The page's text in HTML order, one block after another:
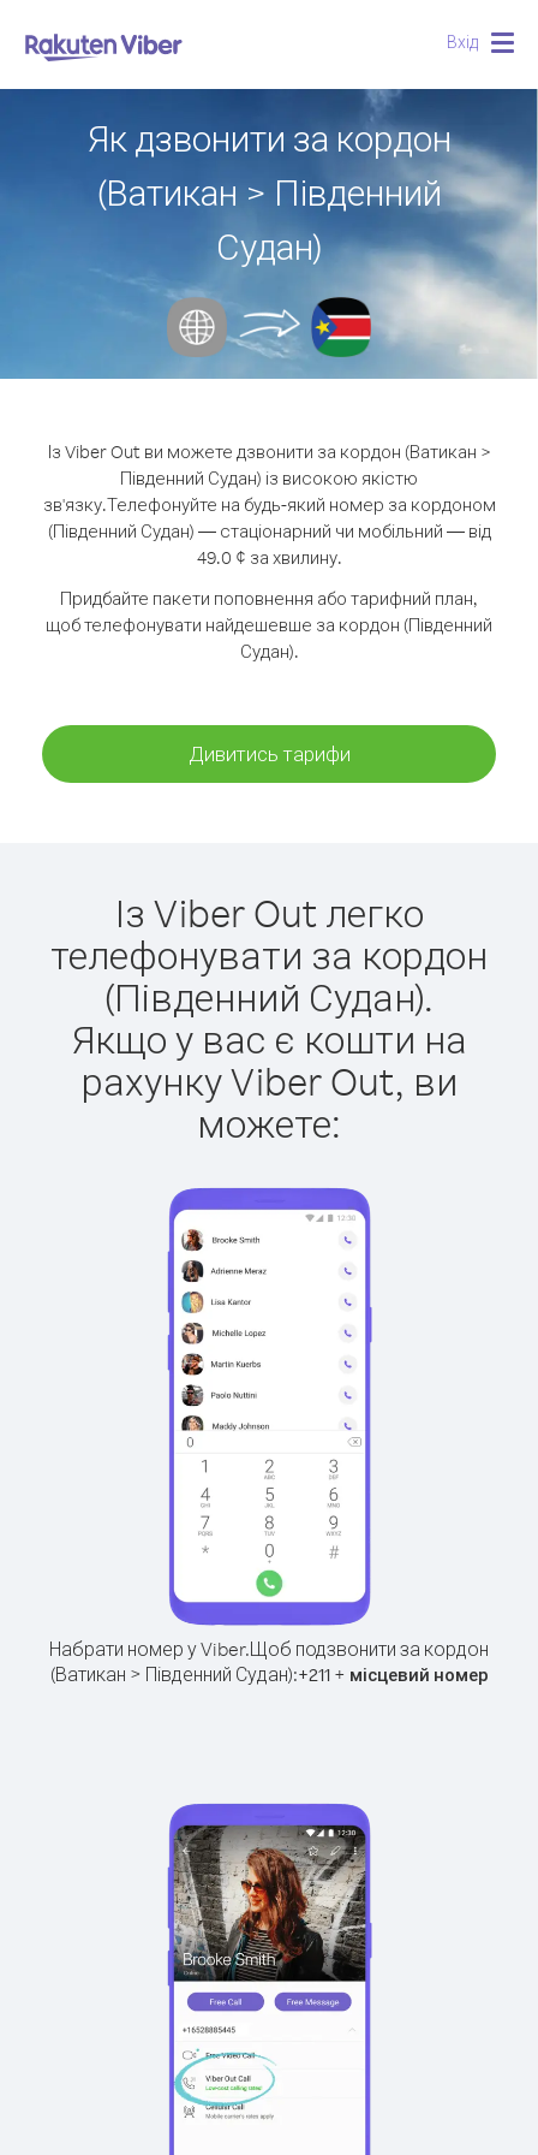
Вхід
Як дзвонити за кордон
(Ватикан > Південний
Судан)
Із Viber Out ви можете дзвонити за кордон (Ватикан >
Південний Судан) із високою якістю
зв'язку.Телефонуйте на будь-який номер за кордоном
(Південний Судан) — стаціонарний чи мобільний — від
49.0 ¢ за хвилину.
Придбайте пакети поповнення або тарифний план,
щоб телефонувати найдешевше за кордон (Південний
Судан).
Дивитись тарифи
Із Viber Out легко
телефонувати за кордон
(Південний Судан).
Якщо у вас є кошти на
рахунку Viber Out, ви
можете:
Набрати номер у Viber.Щоб подзвонити за кордон
(Ватикан > Південний Судан):+211+ місцевий номер